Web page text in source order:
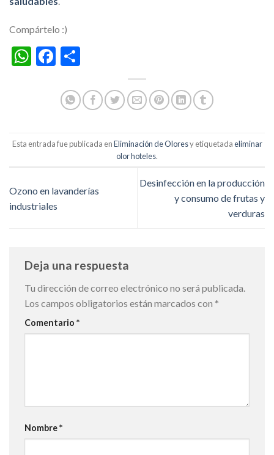
Compártelo :)
WhatsApp
Facebook
Esta entrada fue publicada enEliminación de Oloresy etiquetadaeliminar
olor hoteles.
Ozono en lavanderías
industriales
Desinfección en la producción
y consumo de frutas y
verduras
Deja una respuesta
Tu dirección de correo electrónico no será publicada.
Los campos obligatorios están marcados con *
Comentario *
Nombre*